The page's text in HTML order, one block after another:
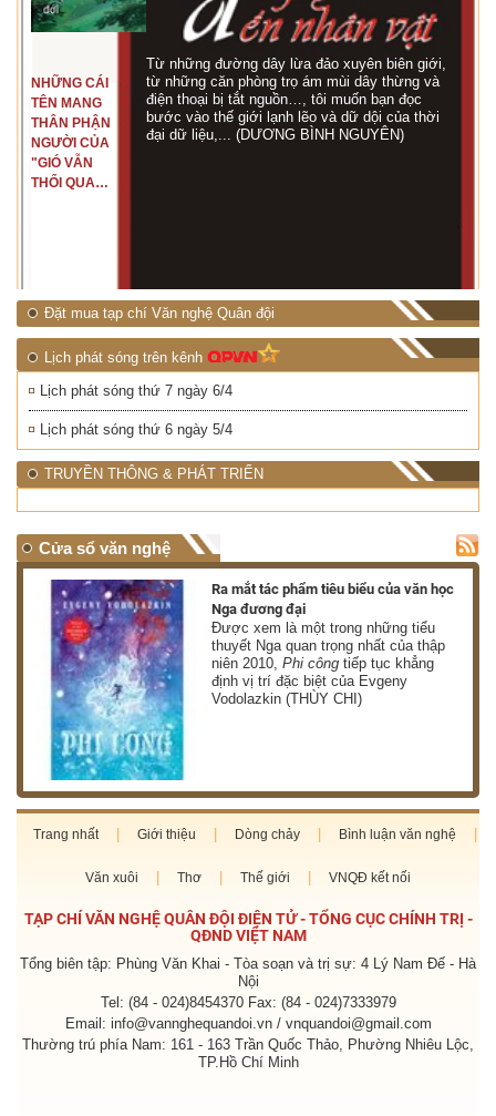
NHỮNG CÁI
TÊN MANG
THÂN PHẬN
NGƯỜI CỦA
"GIÓ VẪN
THỔI QUA
Từ những đường dây lừa đảo xuyên biên giới,
từ những căn phòng trọ ám mùi dây thừng và
điện thoại bị tắt nguồn…, tôi muốn bạn đọc
bước vào thế giới lạnh lẽo và dữ dội của thời
đại dữ liệu,... (DƯƠNG BÌNH NGUYÊN)
Đặt mua tạp chí Văn nghệ Quân đội
Lịch phát sóng trên kênh
Lịch phát sóng thứ 7 ngày 6/4
Lịch phát sóng thứ 6 ngày 5/4
TRUYỀN THÔNG & PHÁT TRIỂN
Cửa sổ văn nghệ
Ra mắt tác phẩm tiêu biểu của văn học
Nga đương đại
Được xem là một trong những tiểu
thuyết Nga quan trọng nhất của thập
niên 2010,Phi công tiếp tục khẳng
định vị trí đặc biệt của Evgeny
Vodolazkin (THÙY CHI)
Trang nhất Giới thiệu Dòng chảy Bình luận văn nghệ
Văn xuôi Thơ Thế giới VNQĐ kết nối
TẠP CHÍ VĂN NGHỆ QUÂN ĐỘI ĐIỆN TỬ - TỔNG CỤC CHÍNH TRỊ -
QĐND VIỆT NAM
Tổng biên tập: Phùng Văn Khai - Tòa soạn và trị sự: 4 Lý Nam Đế - Hà
Nội
Tel: (84 - 024)8454370 Fax: (84 - 024)7333979
Email: info@vannghequandoi.vn / vnquandoi@gmail.com
Thường trú phía Nam: 161 - 163 Trần Quốc Thảo, Phường Nhiêu Lộc,
TP.Hồ Chí Minh